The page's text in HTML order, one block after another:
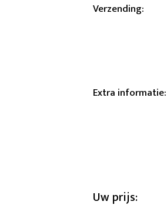
Verzending:
Extra informatie:
Uw prijs: